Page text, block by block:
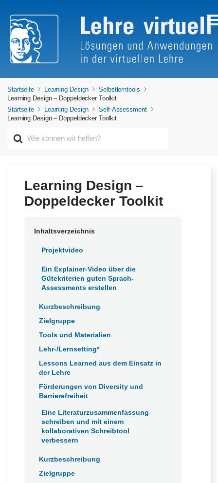
Startseite Learning Design
Selbstlerntools
Learning Design – Doppeldecker Toolkit
Startseite
Learning Design
Self-Assessment
Learning Design – Doppeldecker Toolkit
Learning Design –
Doppeldecker Toolkit
Inhaltsverzeichnis
Projektvideo
Ein Explainer-Video über die
Gütekriterien guten Sprach-
Assessments erstellen
Kurzbeschreibung
Zielgruppe
Tools und Materialien
Lehr-/Lernsetting*
Lessons Learned aus dem Einsatz in
der Lehre
Förderungen von Diversity und
Barrierefreiheit
Eine Literaturzusammenfassung
schreiben und mit einem
kollaborativen Schreibtool
verbessern
Kurzbeschreibung
Zielgruppe